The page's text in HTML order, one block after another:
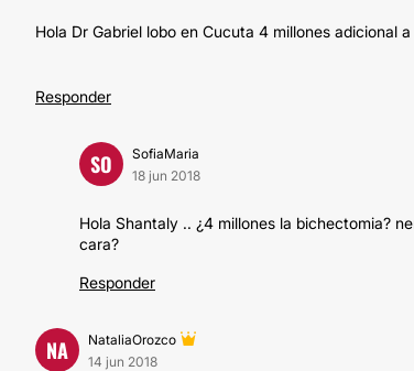
Hola Dr Gabriel lobo en Cucuta 4 millones adicional
Responder
SO
SofiaMaria
18 jun 2018
Hola Shantaly .. ¿4 millones la bichectomia?
cara?
Responder
NA
NataliaOrozco
14 jun 2018